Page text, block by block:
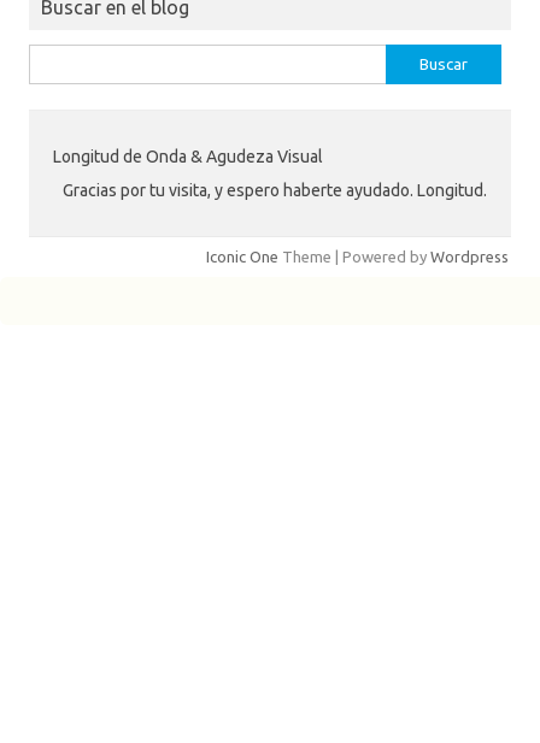
Buscar en el blog
Longitud de Onda & Agudeza Visual
Gracias por tu visita, y espero haberte ayudado. Longitud.
Iconic One Theme | Powered by Wordpress